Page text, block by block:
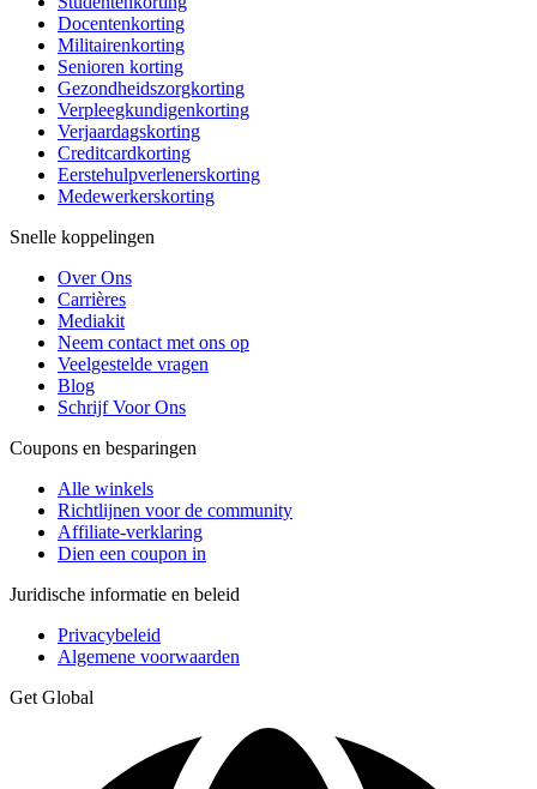
Docentenkorting
Militairenkorting
Senioren korting
Gezondheidszorgkorting
Verpleegkundigenkorting
Verjaardagskorting
Creditcardkorting
Eerstehulpverlenerskorting
Medewerkerskorting
Snelle koppelingen
Over Ons
Carrières
Mediakit
Neem contact met ons op
Veelgestelde vragen
Blog
Schrijf Voor Ons
Coupons en besparingen
Alle winkels
Richtlijnen voor de community
Affiliate-verklaring
Dien een coupon in
Juridische informatie en beleid
Privacybeleid
Algemene voorwaarden
Get Global